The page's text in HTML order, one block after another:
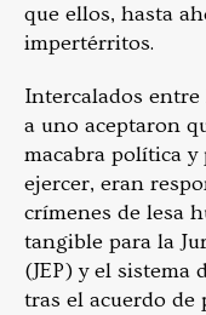
que ellos, hasta
impertérritos.
Intercalados
a uno aceptaron
macabra política
ejercer, eran
crímenes de lesa
tangible para la
(JEP) y el
tras el acuerdo